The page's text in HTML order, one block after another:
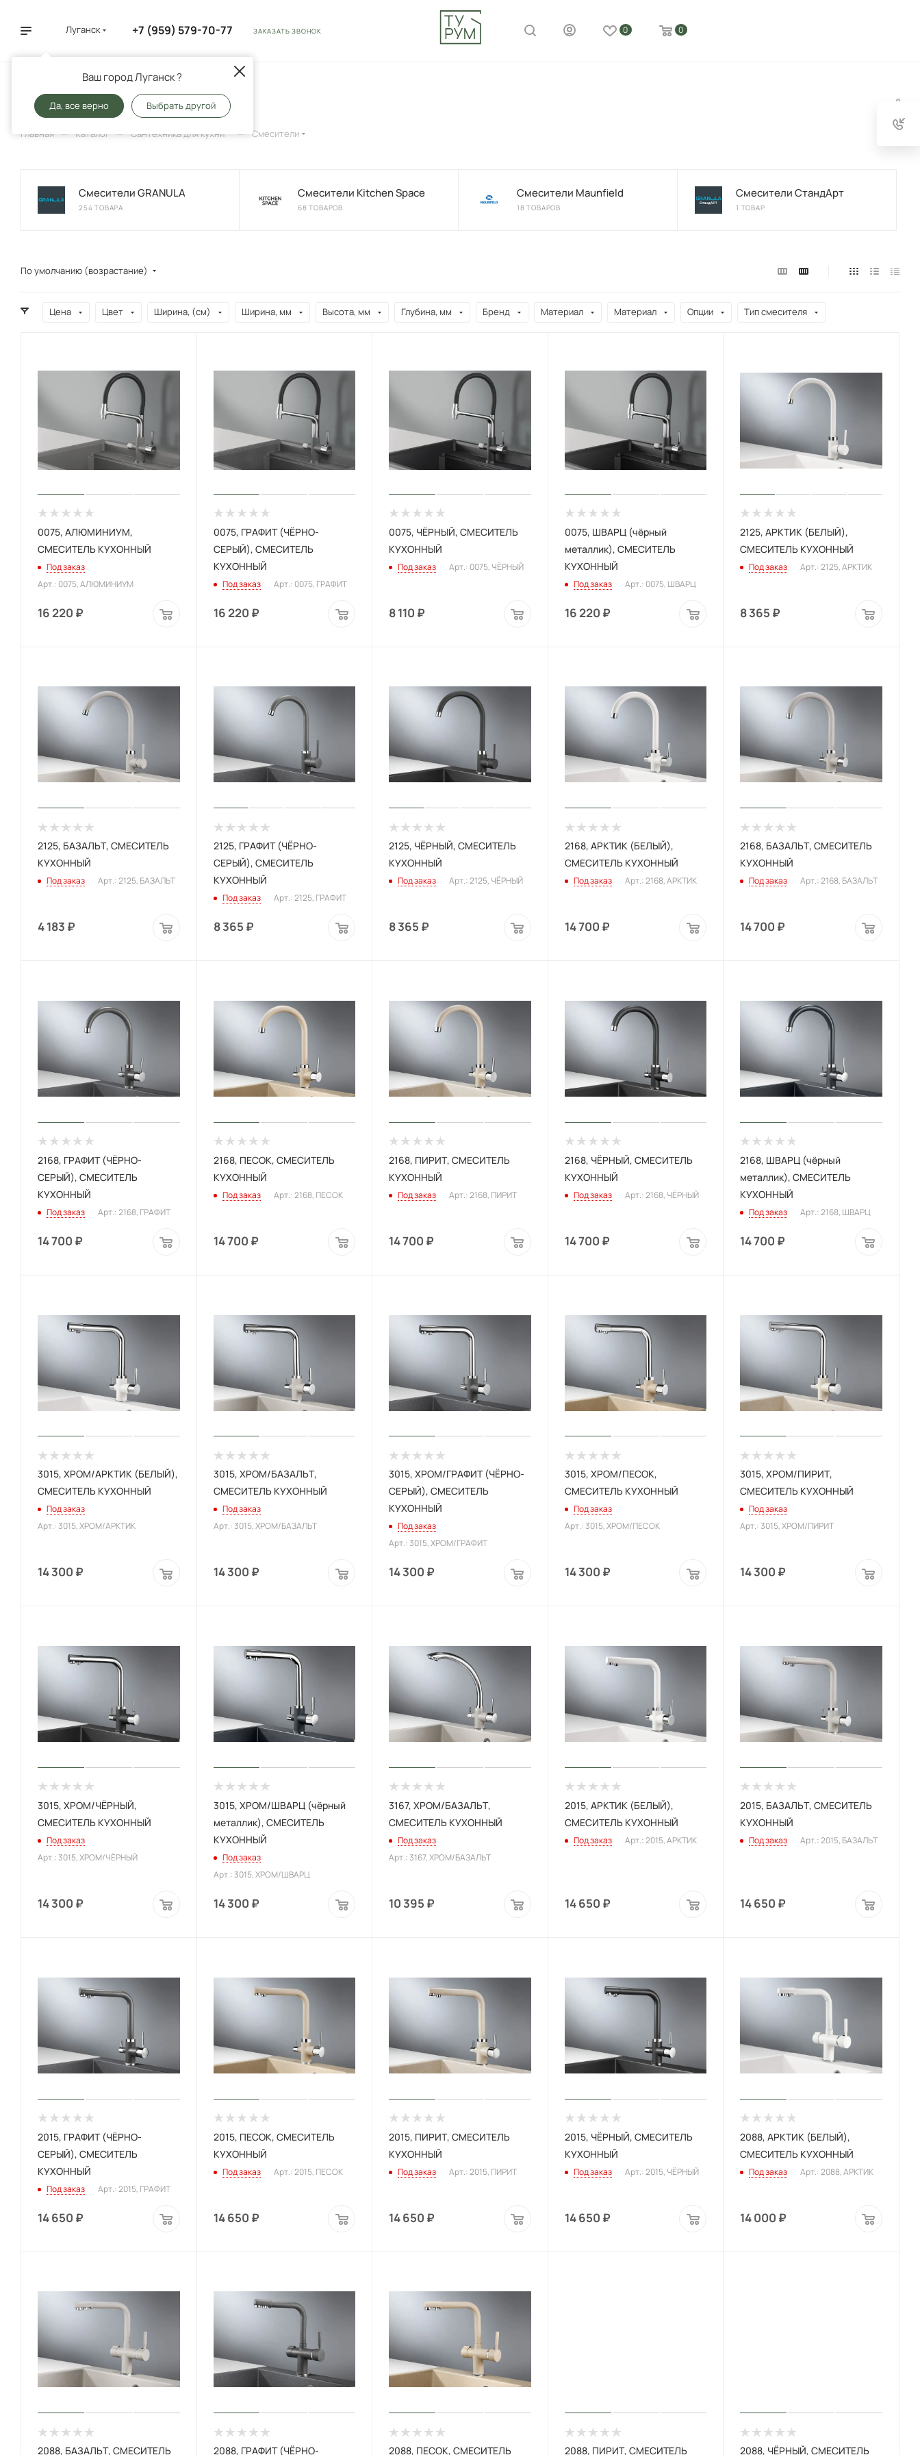
Луганск
Ваш город Луганск ?
Да, все верно Выбрать другой
+7 (959) 579-70-77 ЗАКАЗАТЬ ЗВОНОК 0 0
Смесители 341
Главная — Каталог — Сантехника для кухни — Смесители
Смесители GRANULA
254 ТОВАРА
Смесители Kitchen Space
68 ТОВАРОВ
Смесители Maunfield
18 ТОВАРОВ
Смесители СтандАрт
1 ТОВАР
По умолчанию (возрастание)
Цена Цвет Ширина, (см) Ширина, мм Высота, мм Глубина, мм Бренд Материал Материал Опции Тип смесителя
0075, АЛЮМИНИУМ,
СМЕСИТЕЛЬ КУХОННЫЙ
Под заказ
Арт.: 0075, АЛЮМИНИУМ
16 220 ₽
0075, ГРАФИТ (ЧЁРНО-
СЕРЫЙ), СМЕСИТЕЛЬ
КУХОННЫЙ
Под заказ Арт.: 0075, ГРАФИТ
16 220 ₽
0075, ЧЁРНЫЙ, СМЕСИТЕЛЬ
КУХОННЫЙ
Под заказ Арт.: 0075, ЧЁРНЫЙ
8 110 ₽
0075, ШВАРЦ (чёрный
металлик), СМЕСИТЕЛЬ
КУХОННЫЙ
Под заказ Арт.: 0075, ШВАРЦ
16 220 ₽
2125, АРКТИК (БЕЛЫЙ),
СМЕСИТЕЛЬ КУХОННЫЙ
Под заказ Арт.: 2125, АРКТИК
8 365 ₽
2125, БАЗАЛЬТ, СМЕСИТЕЛЬ
КУХОННЫЙ
Под заказ Арт.: 2125, БАЗАЛЬТ
4 183 ₽
2125, ГРАФИТ (ЧЁРНО-
СЕРЫЙ), СМЕСИТЕЛЬ
КУХОННЫЙ
Под заказ Арт.: 2125, ГРАФИТ
8 365 ₽
2125, ЧЁРНЫЙ, СМЕСИТЕЛЬ
КУХОННЫЙ
Под заказ Арт.: 2125, ЧЁРНЫЙ
8 365 ₽
2168, АРКТИК (БЕЛЫЙ),
СМЕСИТЕЛЬ КУХОННЫЙ
Под заказ Арт.: 2168, АРКТИК
14 700 ₽
2168, БАЗАЛЬТ, СМЕСИТЕЛЬ
КУХОННЫЙ
Под заказ Арт.: 2168, БАЗАЛЬТ
14 700 ₽
2168, ГРАФИТ (ЧЁРНО-
СЕРЫЙ), СМЕСИТЕЛЬ
КУХОННЫЙ
Под заказ Арт.: 2168, ГРАФИТ
14 700 ₽
2168, ПЕСОК, СМЕСИТЕЛЬ
КУХОННЫЙ
Под заказ Арт.: 2168, ПЕСОК
14 700 ₽
2168, ПИРИТ, СМЕСИТЕЛЬ
КУХОННЫЙ
Под заказ Арт.: 2168, ПИРИТ
14 700 ₽
2168, ЧЁРНЫЙ, СМЕСИТЕЛЬ
КУХОННЫЙ
Под заказ Арт.: 2168, ЧЁРНЫЙ
14 700 ₽
2168, ШВАРЦ (чёрный
металлик), СМЕСИТЕЛЬ
КУХОННЫЙ
Под заказ Арт.: 2168, ШВАРЦ
14 700 ₽
3015, XРОМ/АРКТИК (БЕЛЫЙ),
СМЕСИТЕЛЬ КУХОННЫЙ
Под заказ
Арт.: 3015, XРОМ/АРКТИК
14 300 ₽
3015, XРОМ/БАЗАЛЬТ,
СМЕСИТЕЛЬ КУХОННЫЙ
Под заказ
Арт.: 3015, XРОМ/БАЗАЛЬТ
14 300 ₽
3015, XРОМ/ГРАФИТ (ЧЁРНО-
СЕРЫЙ), СМЕСИТЕЛЬ
КУХОННЫЙ
Под заказ
Арт.: 3015, XРОМ/ГРАФИТ
14 300 ₽
3015, XРОМ/ПЕСОК,
СМЕСИТЕЛЬ КУХОННЫЙ
Под заказ
Арт.: 3015, XРОМ/ПЕСОК
14 300 ₽
3015, XРОМ/ПИРИТ,
СМЕСИТЕЛЬ КУХОННЫЙ
Под заказ
Арт.: 3015, XРОМ/ПИРИТ
14 300 ₽
3015, XРОМ/ЧЁРНЫЙ,
СМЕСИТЕЛЬ КУХОННЫЙ
Под заказ
Арт.: 3015, XРОМ/ЧЁРНЫЙ
14 300 ₽
3015, XРОМ/ШВАРЦ (чёрный
металлик), СМЕСИТЕЛЬ
КУХОННЫЙ
Под заказ
Арт.: 3015, XРОМ/ШВАРЦ
14 300 ₽
3167, XРОМ/БАЗАЛЬТ,
СМЕСИТЕЛЬ КУХОННЫЙ
Под заказ
Арт.: 3167, XРОМ/БАЗАЛЬТ
10 395 ₽
2015, АРКТИК (БЕЛЫЙ),
СМЕСИТЕЛЬ КУХОННЫЙ
Под заказ Арт.: 2015, АРКТИК
14 650 ₽
2015, БАЗАЛЬТ, СМЕСИТЕЛЬ
КУХОННЫЙ
Под заказ Арт.: 2015, БАЗАЛЬТ
14 650 ₽
2015, ГРАФИТ (ЧЁРНО-
СЕРЫЙ), СМЕСИТЕЛЬ
КУХОННЫЙ
Под заказ Арт.: 2015, ГРАФИТ
14 650 ₽
2015, ПЕСОК, СМЕСИТЕЛЬ
КУХОННЫЙ
Под заказ Арт.: 2015, ПЕСОК
14 650 ₽
2015, ПИРИТ, СМЕСИТЕЛЬ
КУХОННЫЙ
Под заказ Арт.: 2015, ПИРИТ
14 650 ₽
2015, ЧЁРНЫЙ, СМЕСИТЕЛЬ
КУХОННЫЙ
Под заказ Арт.: 2015, ЧЁРНЫЙ
14 650 ₽
2088, АРКТИК (БЕЛЫЙ),
СМЕСИТЕЛЬ КУХОННЫЙ
Под заказ Арт.: 2088, АРКТИК
14 000 ₽
2088, БАЗАЛЬТ, СМЕСИТЕЛЬ 2088, ГРАФИТ (ЧЁРНО- 2088, ПЕСОК, СМЕСИТЕЛЬ 2088, ПИРИТ, СМЕСИТЕЛЬ 2088, ЧЁРНЫЙ, СМЕСИТЕЛЬ